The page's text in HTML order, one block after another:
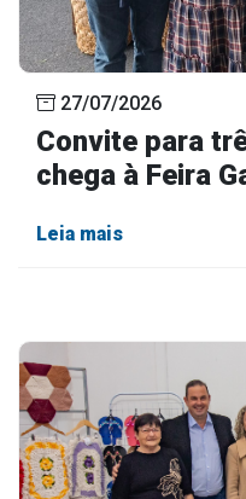
27/07/2026
Convite para
chega à Feira
Leia mais